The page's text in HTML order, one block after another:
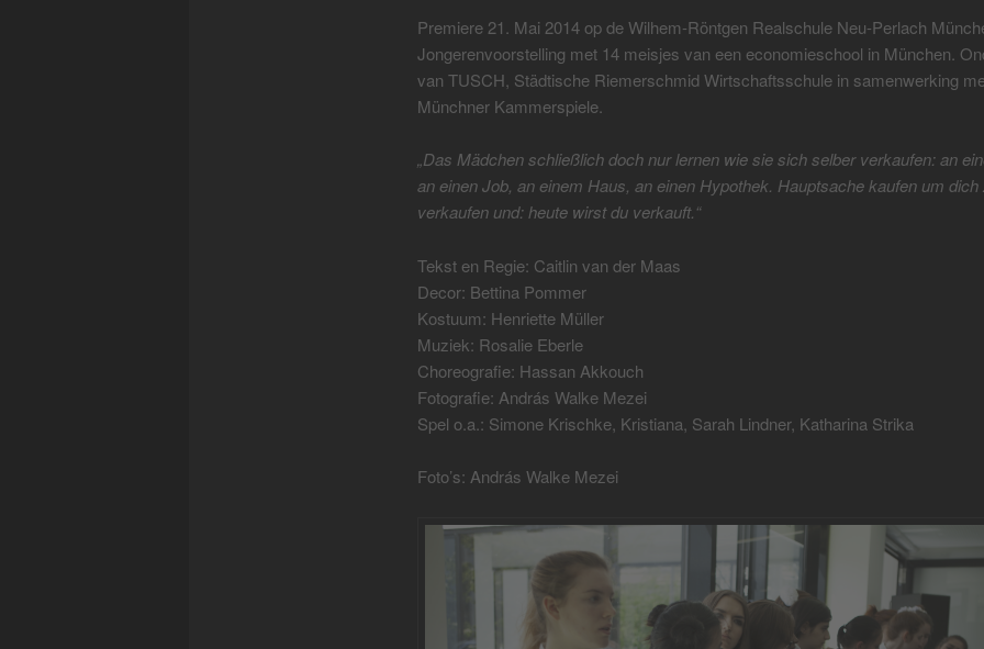
Premiere 21. Mai 2014 op de Wilhem-Röntgen Realschule Neu-Perlach
Jongerenvoorstelling met 14 meisjes van een economieschool in München.
van TUSCH, Städtische Riemerschmid Wirtschaftsschule in samenwerking
Münchner Kammerspiele.
„Das Mädchen schließlich doch nur lernen wie sie sich selber verkaufen: an
an einen Job, an einem Haus, an einen Hypothek. Hauptsache kaufen um dich
verkaufen und: heute wirst du verkauft.“
Tekst en Regie: Caitlin van der Maas
Decor: Bettina Pommer
Kostuum: Henriette Müller
Muziek: Rosalie Eberle
Choreografie: Hassan Akkouch
Fotografie: András Walke Mezei
Spel o.a.: Simone Krischke, Kristiana, Sarah Lindner, Katharina Strika
Foto’s: András Walke Mezei